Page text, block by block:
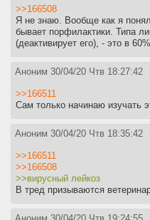
>>166508
Я не знаю. Вообще как я
бывает порфилактики. Типа
(деактивирует его), - это в
Аноним 30/04/20 Чтв 18:27:42
>>166511
Сам только начинаю изучать
Аноним 30/04/20 Чтв 18:35:42
>>166511
>>166508
>>вирусный лейкоз
В тред призываются